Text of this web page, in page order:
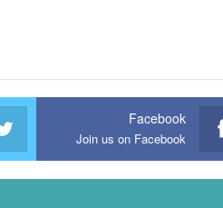
Facebook
Join us on Facebook